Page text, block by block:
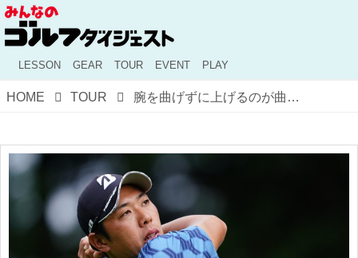
LESSON GEAR TOUR EVENT PLAY
HOME TOUR 腕を曲げずに上げるのが曲がらない秘密!? 初優勝・堀川未来夢のスウィングをプロが分析